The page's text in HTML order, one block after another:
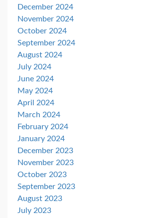
December 2024
November 2024
October 2024
September 2024
August 2024
July 2024
June 2024
May 2024
April 2024
March 2024
February 2024
January 2024
December 2023
November 2023
October 2023
September 2023
August 2023
July 2023